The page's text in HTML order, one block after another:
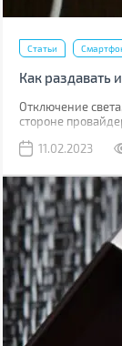
Статьи
Как раздавать
Отключение
стороне
может выручить
11.02.2023